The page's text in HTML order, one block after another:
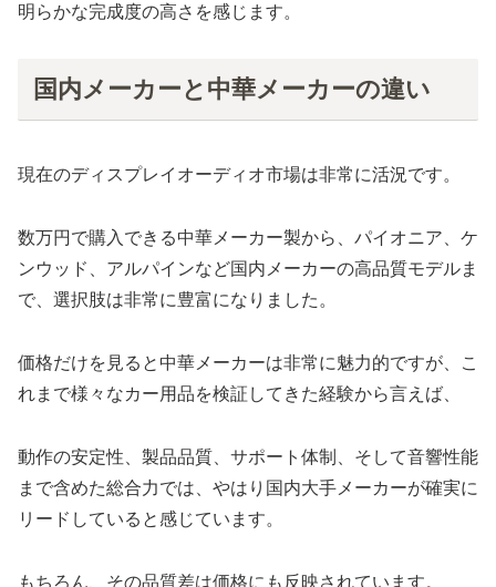
明らかな完成度の高さを感じます。
国内メーカーと中華メーカーの違い
現在のディスプレイオーディオ市場は非常に活況です。
数万円で購入できる中華メーカー製から、パイオニア、ケ
ンウッド、アルパインなど国内メーカーの高品質モデルま
で、選択肢は非常に豊富になりました。
価格だけを見ると中華メーカーは非常に魅力的ですが、こ
れまで様々なカー用品を検証してきた経験から言えば、
動作の安定性、製品品質、サポート体制、そして音響性能
まで含めた総合力では、やはり国内大手メーカーが確実に
リードしていると感じています。
もちろん、その品質差は価格にも反映されています。